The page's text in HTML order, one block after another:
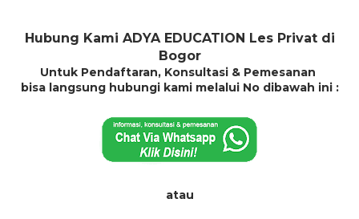
Hubung Kami ADYA EDUCATION Les Privat di
Bogor
Untuk Pendaftaran, Konsultasi & Pemesanan
bisa langsung hubungi kami melalui No dibawah ini :
atau